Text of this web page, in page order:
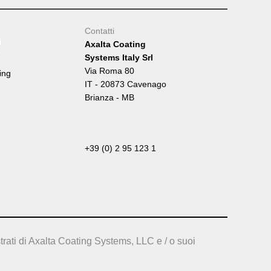
Contatti
Axalta Coating
Systems Italy Srl
Via Roma 80
IT - 20873 Cavenago
Brianza - MB
+39 (0) 2 95 123 1
di Axalta Coating Systems, LLC e / o suoi